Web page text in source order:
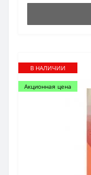
В НАЛИЧИИ
Акционная цена